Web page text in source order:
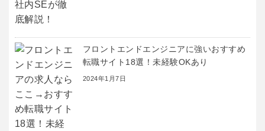
フロントエンドエンジニアに強いおすすめ
転職サイト18選！未経験OKあり
2024年1月7日